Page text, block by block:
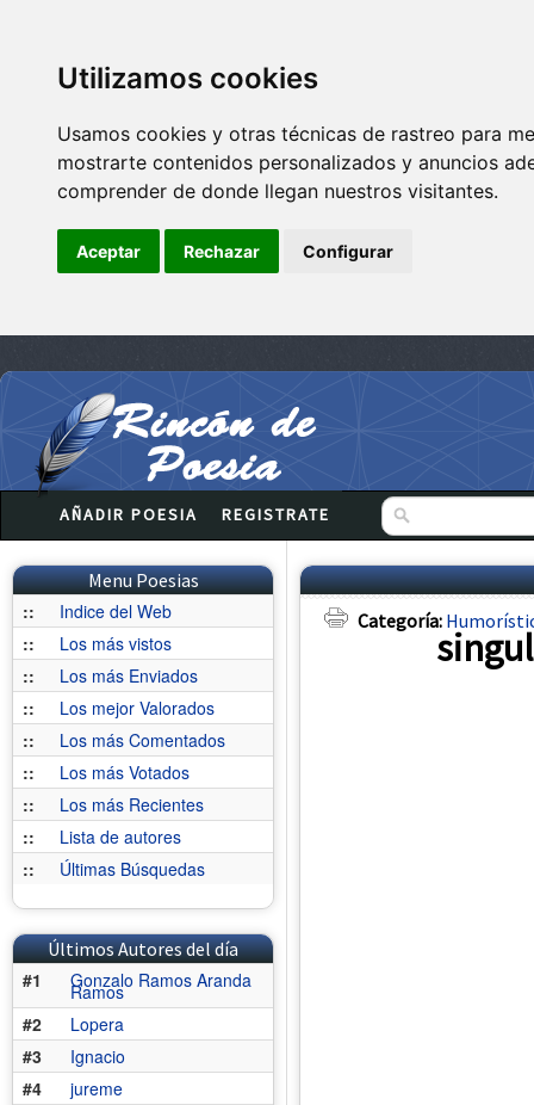
Utilizamos cookies
Usamos cookies y otras técnicas de rastreo para
mostrarte contenidos personalizados y anuncios
comprender de donde llegan nuestros visitantes.
Aceptar Rechazar Configurar
AÑADIR POESIA REGISTRATE
Menu Poesias
::
Indice del Web
::
Los más vistos
::
Los más Enviados
::
Los mejor Valorados
::
Los más Comentados
::
Los más Votados
::
Los más Recientes
::
Lista de autores
::
Últimas Búsquedas
Últimos Autores del día
#1
Gonzalo Ramos Aranda
Ramos
#2
Lopera
#3
Ignacio
#4
jureme
Categoría: